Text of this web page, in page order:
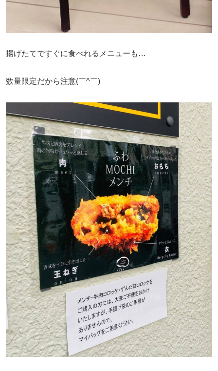
揚げたてですぐに食べれるメニューも…
数量限定だから注意(￣^￣)ゞ